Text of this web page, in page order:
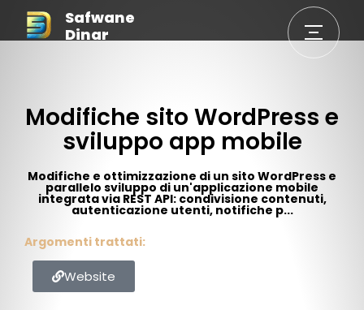
Safwane
Dinar
Modifiche sito WordPress e
sviluppo app mobile
Modifiche e ottimizzazione di un sito WordPress e
parallelo sviluppo di un'applicazione mobile
integrata via REST API: condivisione contenuti,
autenticazione utenti, notifiche p...
Argomenti trattati:
Website